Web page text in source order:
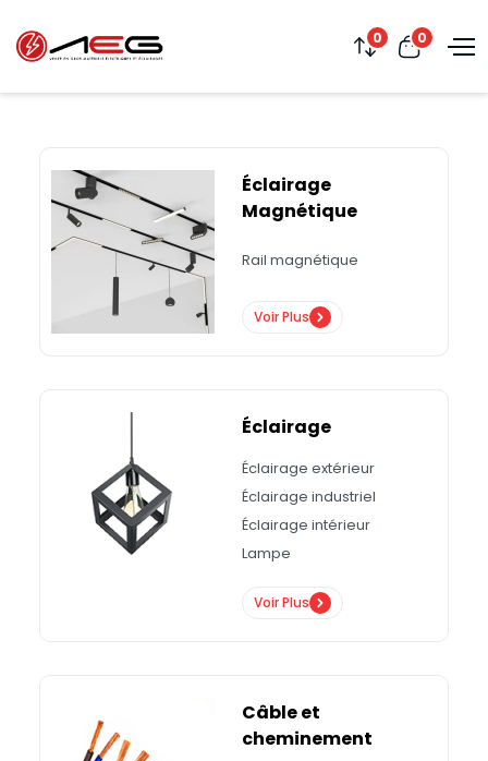
0 0
Éclairage
Magnétique
Rail magnétique
Voir Plus
Éclairage
Éclairage extérieur
Éclairage industriel
Éclairage intérieur
Lampe
Voir Plus
Câble et
cheminement